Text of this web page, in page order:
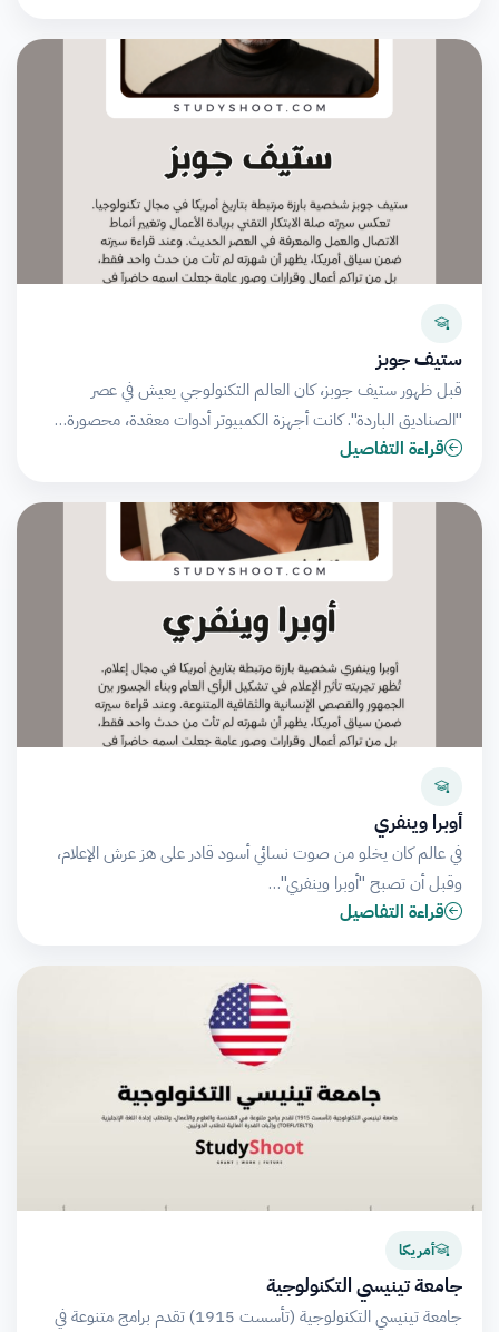
ستيف جوبز
قبل ظهور ستيف جوبز، كان العالم التكنولوجي يعيش في عصر
"الصناديق الباردة". كانت أجهزة الكمبيوتر أدوات معقدة، محصورة…
قراءة التفاصيل
أوبرا وينفري
في عالم كان يخلو من صوت نسائي أسود قادر على هز عرش الإعلام،
وقبل أن تصبح "أوبرا وينفري"…
قراءة التفاصيل
أمريكا
جامعة تينيسي التكنولوجية
جامعة تينيسي التكنولوجية (تأسست 1915) تقدم برامج متنوعة في